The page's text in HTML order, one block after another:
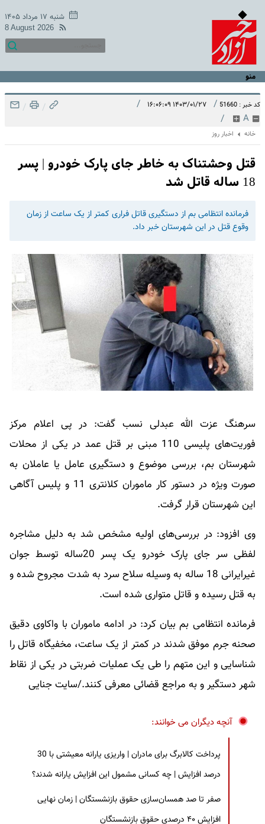
شنبه ۱۷ مرداد ۱۴۰۵
8 August 2026
منو
کد خبر : 51660 / ۱۴۰۳/۰۱/۲۷ ۱۶:۰۶:۰۹ /
A
/
/
/
خانه اخبار روز
قتل وحشتناک به خاطر جای پارک خودرو | پسر
18 ساله قاتل شد
فرمانده انتظامی بم از دستگیری قاتل فراری کمتر از یک ساعت از زمان
وقوع قتل در این شهرستان خبر داد.
سرهنگ عزت الله عبدلی نسب گفت: در پی اعلام مرکز
فوریت‌های پلیسی 110 مبنی بر قتل عمد در یکی از محلات
شهرستان بم، بررسی موضوع و دستگیری عامل یا عاملان به
صورت ویژه در دستور کار ماموران کلانتری 11 و پلیس آگاهی
این شهرستان قرار گرفت.
وی افزود: در بررسی‌های اولیه مشخص شد به دلیل مشاجره
لفظی سر جای پارک خودرو یک پسر 20ساله توسط جوان
غیرایرانی 18 ساله به وسیله سلاح سرد به شدت مجروح شده و
به قتل رسیده و قاتل متواری شده است.
فرمانده انتظامی بم بیان کرد: در ادامه ماموران با واکاوی دقیق
صحنه جرم موفق شدند در کمتر از یک ساعت، مخفیگاه قاتل را
شناسایی و این متهم را طی یک عملیات ضربتی در یکی از نقاط
شهر دستگیر و به مراجع قضائی معرفی کنند./سایت جنایی
آنچه دیگران می خوانند:
پرداخت کالابرگ برای مادران | واریزی یارانه معیشتی با 30
درصد افزایش | چه کسانی مشمول این افزایش یارانه شدند؟
صفر تا صد همسان‌سازی حقوق بازنشستگان | زمان نهایی
افزایش ۴۰ درصدی حقوق بازنشستگان